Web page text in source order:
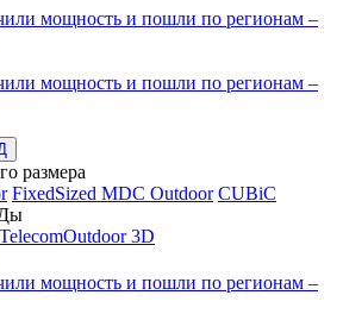
размера
FixedSized MDC Outdoor CUBiC
TelecomOutdoor 3D